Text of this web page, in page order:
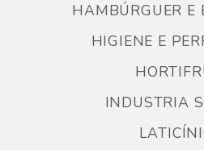
HAMBÚRGUER E
HIGIENE E
INDUSTRIA